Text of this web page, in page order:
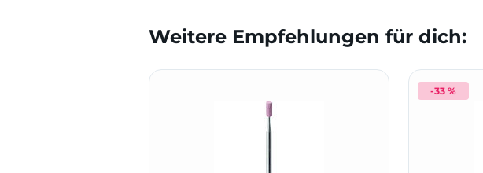
Weitere Empfehlungen für dich:
-33 %